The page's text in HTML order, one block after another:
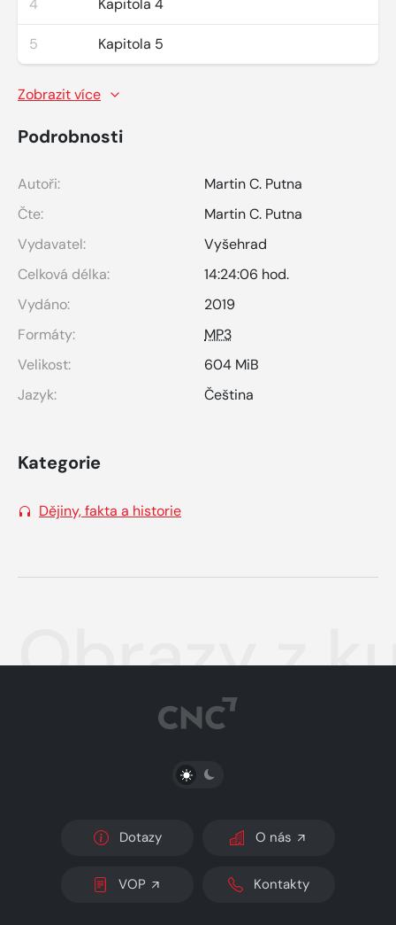
4 Kapitola 4
5 Kapitola 5
Zobrazit více
Podrobnosti
Autoři:
Martin C. Putna
Čte:
Martin C. Putna
Vydavatel:
Vyšehrad
Celková délka:
14:24:06 hod.
Vydáno:
2019
Formáty:
MP3
Velikost:
604 MiB
Jazyk:
Čeština
Kategorie
Dějiny, fakta a historie
Obrazy z
PŘEPNOUT SVĚTLÝ/TMAVÝ REŽIM
Dotazy O nás
VOP Kontakty